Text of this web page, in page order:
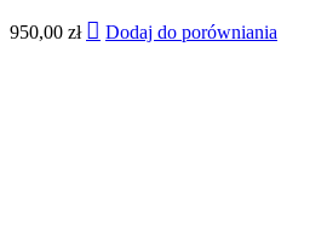
950,00 zł Dodaj do porówniania